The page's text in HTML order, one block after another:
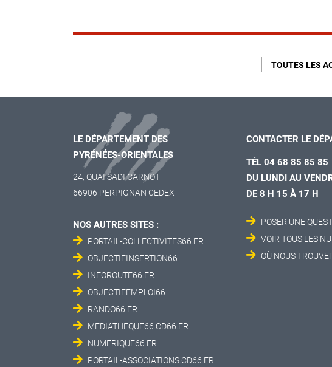
TOUTES LES
LE DÉPARTEMENT DES
PYRÉNÉES-ORIENTALES
24, QUAI SADI CARNOT
66906 PERPIGNAN CEDEX
NOS AUTRES SITES :
PORTAIL-COLLECTIVITES66.FR
OBJECTIFINSERTION66
INFOROUTE66.FR
OBJECTIFEMPLOI66
RANDO66.FR
MEDIATHEQUE66.CD66.FR
NUMERIQUE66.FR
PORTAIL-ASSOCIATIONS.CD66.FR
CONTACTER LE
TÉL 04 68 85 85 85
DU LUNDI AU
DE 8 H 15 À 17 H
POSER UNE
VOIR TOUS LES
OÙ NOUS